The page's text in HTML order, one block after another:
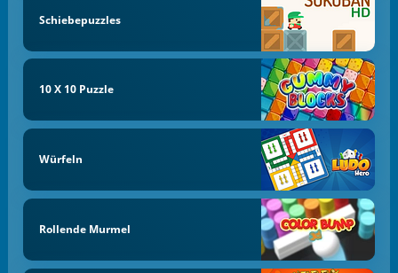
Schiebepuzzles
10 X 10 Puzzle
Würfeln
Rollende Murmel